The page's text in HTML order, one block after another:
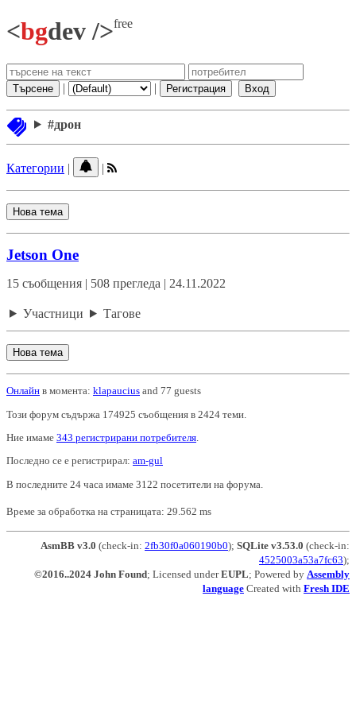
<bgdev />free
Търсене | | Регистрация Вход
#дрон
Категории | |
Нова тема
Jetson One
15 съобщения | 508 прегледа | 24.11.2022
Участници Тагове
Нова тема
Онлайн в момента: klapaucius and 77 guests
Този форум съдържа 174925 съобщения в 2424 теми.
Ние имаме 343 регистрирани потребителя
Последно се е регистрирал: am-gul
В последните 24 часа имаме 3122 посетители на форума.
Време за обработка на страницата: 29.562 ms
AsmBB v3.0 (check-in: 2fb30f0a060190b0); SQLite v3.53.0 (check-in:
4525003a53a7fc63);
©2016..2024 John Found; Licensed underEUPL; Powered by Assembly
language Created with Fresh IDE